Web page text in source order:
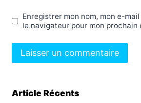
Enregistrer mon nom, mon e-
le navigateur pour mon prochain
Article Récents